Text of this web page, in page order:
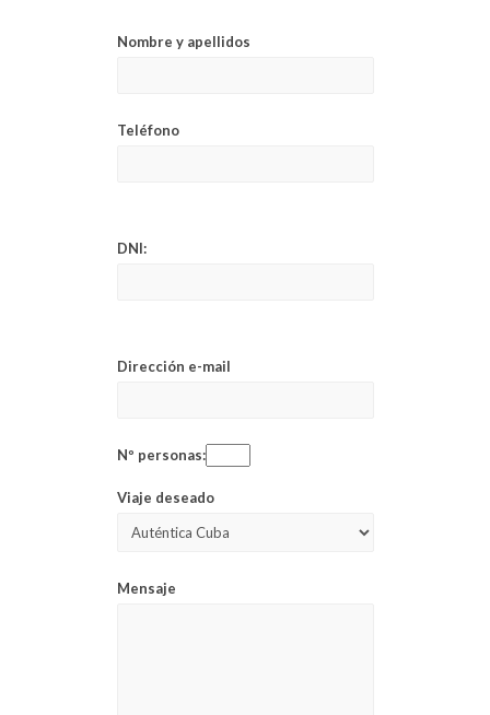
Nombre y apellidos
Teléfono
DNI:
Dirección e-mail
Nº personas:
Viaje deseado
Mensaje